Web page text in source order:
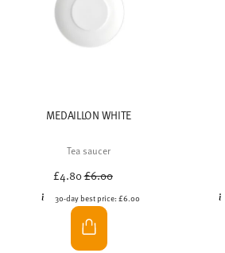
MEDAILLON WHITE
Tea saucer
£4.80Price reduced from
£6.00
30-day best price:£6.00